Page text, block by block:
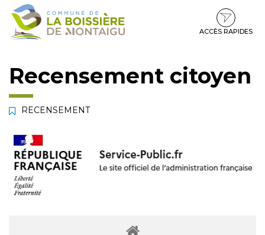
Gestion des traceurs
Aller
Aller
contenu
Aller
pied
ACCÈS RAPIDES
Recensement citoyen
RECENSEMENT